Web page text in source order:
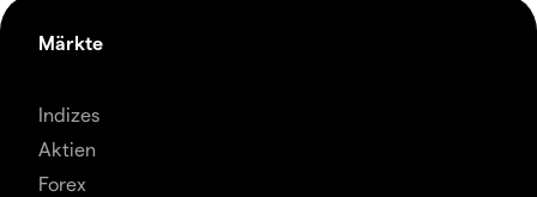
Märkte
Indizes
Aktien
Forex